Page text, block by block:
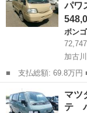
Ｃ ディーゼル...パワ
ボンゴ
加古
■ 支払総額: 69.8万円 ■ 車両本体価格： 548,000 円 ■ メーカー
名： マツダ ■ 車種
浴車 エアコン パワ
Ｃ １年保証距...
兵庫
マツ
テ